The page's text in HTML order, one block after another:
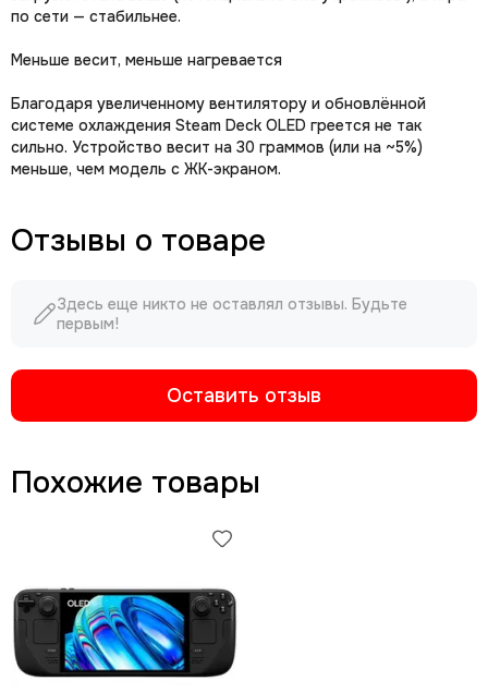
по сети — стабильнее.
Меньше весит, меньше нагревается
Благодаря увеличенному вентилятору и обновлённой
системе охлаждения Steam Deck OLED греется не так
сильно. Устройство весит на 30 граммов (или на ~5%)
меньше, чем модель с ЖК-экраном.
Отзывы о товаре
Здесь еще никто не оставлял отзывы. Будьте
первым!
Оставить отзыв
Похожие товары